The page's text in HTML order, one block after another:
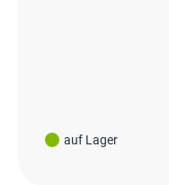
auf Lager